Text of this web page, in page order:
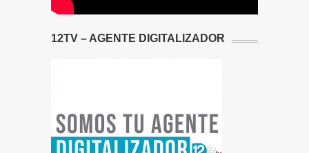
12TV – AGENTE DIGITALIZADOR